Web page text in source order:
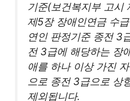
기준(보건복지부 고시
제5장 장애인연금 수
연인 판정기준 종전 3
전 3급에 해당하는 장
애를 하나 이상 가진
으로 종전 3급으로 상
제외됩니다.